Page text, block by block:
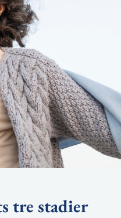
tre stadier